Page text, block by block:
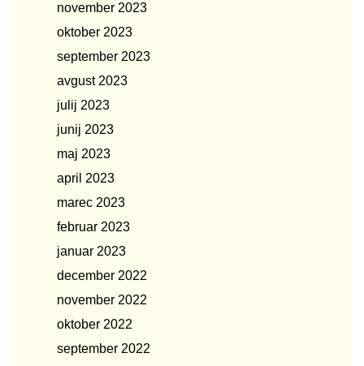
november 2023
oktober 2023
september 2023
avgust 2023
julij 2023
junij 2023
maj 2023
april 2023
marec 2023
februar 2023
januar 2023
december 2022
november 2022
oktober 2022
september 2022